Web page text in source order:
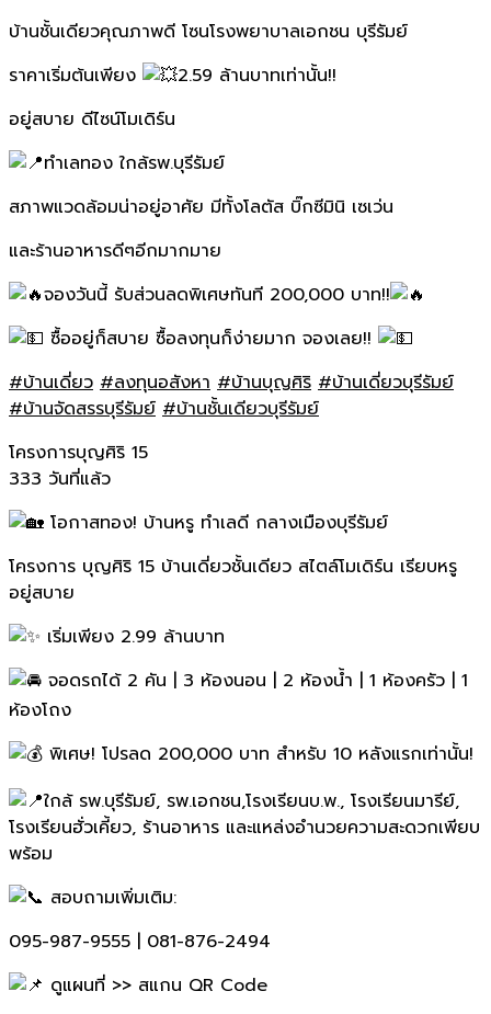
บ้านชั้นเดียวคุณภาพดี โซนโรงพยาบาลเอกชน บุรีรัมย์
ราคาเริ่มต้นเพียง
2.59 ล้านบาทเท่านั้น!!
อยู่สบาย ดีไซน์โมเดิร์น
ทำเลทอง ใกล้รพ.บุรีรัมย์
สภาพแวดล้อมน่าอยู่อาศัย มีทั้งโลตัส บิ๊กซีมินิ เซเว่น
และร้านอาหารดีๆอีกมากมาย
จองวันนี้ รับส่วนลดพิเศษทันที 200,000 บาท!!
ซื้ออยู่ก็สบาย ซื้อลงทุนก็ง่ายมาก จองเลย!!
#บ้านเดี่ยว #ลงทุนอสังหา #บ้านบุญศิริ #บ้านเดี่ยวบุรีรัมย์
#บ้านจัดสรรบุรีรัมย์ #บ้านชั้นเดียวบุรีรัมย์
โครงการบุญศิริ 15
333 วันที่แล้ว
โอกาสทอง! บ้านหรู ทำเลดี กลางเมืองบุรีรัมย์
โครงการ บุญศิริ 15 บ้านเดี่ยวชั้นเดียว สไตล์โมเดิร์น เรียบหรู
อยู่สบาย
เริ่มเพียง 2.99 ล้านบาท
จอดรถได้ 2 คัน | 3 ห้องนอน | 2 ห้องน้ำ | 1 ห้องครัว | 1
ห้องโถง
พิเศษ! โปรลด 200,000 บาท สำหรับ 10 หลังแรกเท่านั้น!
ใกล้ รพ.บุรีรัมย์, รพ.เอกชน,โรงเรียนบ.พ., โรงเรียนมารีย์,
โรงเรียนฮั่วเคี้ยว, ร้านอาหาร และแหล่งอำนวยความสะดวกเพียบ
พร้อม
สอบถามเพิ่มเติม:
095-987-9555 | 081-876-2494
ดูแผนที่ >> สแกน QR Code